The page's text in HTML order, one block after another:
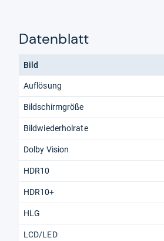
Datenblatt
Bild
Auflösung
Bildschirmgröße
Bildwiederholrate
Dolby Vision
HDR10
HDR10+
HLG
LCD/LED